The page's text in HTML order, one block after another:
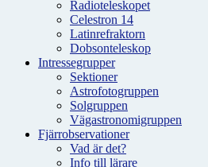
Radioteleskopet
Celestron 14
Latinrefraktorn
Dobsonteleskop
Intressegrupper
Sektioner
Astrofotogruppen
Solgruppen
Vägastronomigruppen
Fjärrobservationer
Vad är det?
Info till lärare